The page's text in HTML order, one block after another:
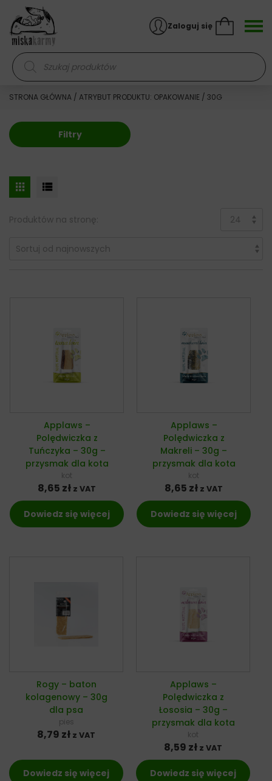
Skocz do treści
Wyszukiwarka produktów
Zaloguj się
STRONA GŁÓWNA / ATRYBUT PRODUKTU: OPAKOWANIE / 30G
Filtry
Produktów na stronę:
Applaws –
Polędwiczka z
Tuńczyka – 30g –
przysmak dla kota
kot
8,65 zł z VAT
Dowiedz się więcej
Applaws –
Polędwiczka z
Makreli – 30g –
przysmak dla kota
kot
8,65 zł z VAT
Dowiedz się więcej
Rogy – baton
kolagenowy – 30g
dla psa
pies
8,79 zł z VAT
Dowiedz się więcej
Applaws –
Polędwiczka z
Łososia – 30g –
przysmak dla kota
kot
8,59 zł z VAT
Dowiedz się więcej